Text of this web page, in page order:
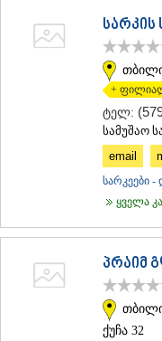
ᲑᲝᲠᲯᲝᲛᲘ
ᲜᲘᲜᲝᲬᲛᲘᲜᲓᲐ
ᲥᲕᲔᲛᲝ ᲥᲐᲠᲗᲚᲘ
ᲠᲣᲡᲗᲐᲕᲘ
ᲨᲘᲓᲐ ᲥᲐᲠᲗᲚᲘ
ᲒᲝᲠᲘ
+
ტელ:
სამუშაო
email
სარკეები -
ყველა
პრაიმ
ქუჩა 32